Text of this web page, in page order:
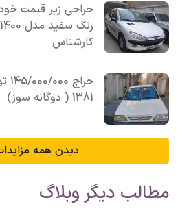
کارشناس
1381 ( دوگانه سوز)
دیدن همه
مطالب دیگر وبلاگ